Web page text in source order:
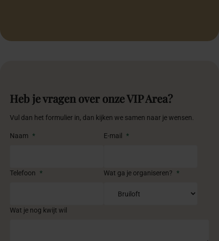
Heb je vragen over onze VIP Area?
Vul dan het formulier in, dan kijken we samen naar je wensen.
Naam * E-mail *
Telefoon * Wat ga je organiseren? *
Wat je nog kwijt wil